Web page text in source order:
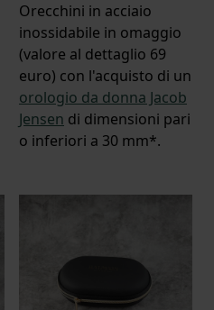
Orecchini in acciaio
inossidabile in omaggio
(valore al dettaglio 69
euro) con l'acquisto di un
orologio da donna Jacob
Jensen di dimensioni pari
o inferiori a 30 mm*.